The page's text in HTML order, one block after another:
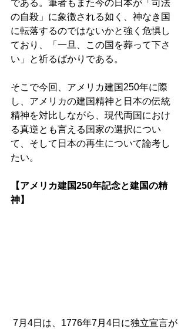
である。筆者もまた今の日本が「司法
の自殺」に象徴される如く、神なき国
に転落するのではないかと強く危惧し
ており、「一旦、この国を葬って下さ
い」と祈るばかりである。
そこで今回、アメリカ建国250年に際
し、アメリカの建国精神と日本の伝統
精神を対比しながら、現代両国におけ
る真逆とも言える国家の選択につい
て、そして日本の再生について論考し
たい。
【アメリカ建国250年記念と建国の精
神】
7月4日は、1776年7月4日に独立宣言が